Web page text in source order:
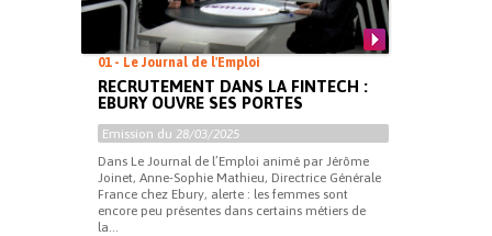
01 - Le Journal de l'Emploi
RECRUTEMENT DANS LA FINTECH :
EBURY OUVRE SES PORTES
Emission du 28/03/2025
Dans Le Journal de l’Emploi animé par Jérôme
Joinet, Anne-Sophie Mathieu, Directrice Générale
France chez Ebury, alerte : les femmes sont
encore peu présentes dans certains métiers de
la...